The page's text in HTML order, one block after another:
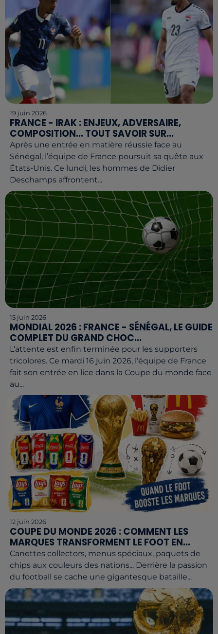
19 juin 2026
FRANCE - IRAK : ENJEUX, ADVERSAIRE,
COMPOSITION... TOUT SAVOIR SUR...
Après une entrée en matière réussie face au
Sénégal, l’équipe de France poursuit sa quête aux
États-Unis. Ce lundi, les hommes de Didier
Deschamps affrontent...
15 juin 2026
MONDIAL 2026 : FRANCE - SÉNÉGAL, LE GUIDE
COMPLET DU GRAND CHOC...
L’attente est enfin terminée pour les supporters
tricolores. Ce mardi 16 juin 2026, l’équipe de France
fait son entrée en lice dans la Coupe du monde face
au...
12 juin 2026
COUPE DU MONDE 2026 : COMMENT LES
MARQUES TRANSFORMENT LE FOOT EN...
Canettes collectors, menus spéciaux, paquets de
chips aux couleurs des nations... Derrière la passion
du football se cache une gigantesque bataille...